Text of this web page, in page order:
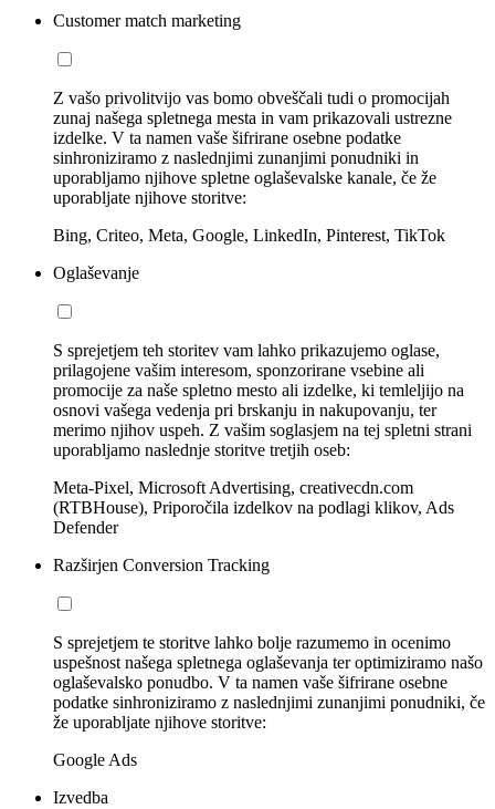
Customer match marketing
Z vašo privolitvijo vas bomo obveščali tudi o promocijah
zunaj našega spletnega mesta in vam prikazovali ustrezne
izdelke. V ta namen vaše šifrirane osebne podatke
sinhroniziramo z naslednjimi zunanjimi ponudniki in
uporabljamo njihove spletne oglaševalske kanale, če že
uporabljate njihove storitve:
Bing, Criteo, Meta, Google, LinkedIn, Pinterest, TikTok
Oglaševanje
S sprejetjem teh storitev vam lahko prikazujemo oglase,
prilagojene vašim interesom, sponzorirane vsebine ali
promocije za naše spletno mesto ali izdelke, ki temleljijo na
osnovi vašega vedenja pri brskanju in nakupovanju, ter
merimo njihov uspeh. Z vašim soglasjem na tej spletni strani
uporabljamo naslednje storitve tretjih oseb:
Meta-Pixel, Microsoft Advertising, creativecdn.com
(RTBHouse), Priporočila izdelkov na podlagi klikov, Ads
Defender
Razširjen Conversion Tracking
S sprejetjem te storitve lahko bolje razumemo in ocenimo
uspešnost našega spletnega oglaševanja ter optimiziramo našo
oglaševalsko ponudbo. V ta namen vaše šifrirane osebne
podatke sinhroniziramo z naslednjimi zunanjimi ponudniki, če
že uporabljate njihove storitve:
Google Ads
Izvedba